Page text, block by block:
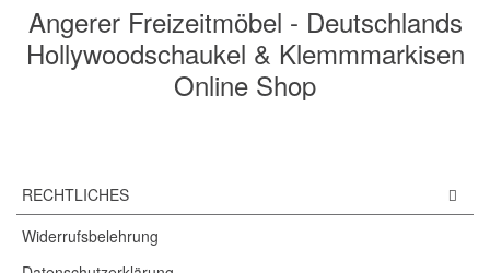
Angerer Freizeitmöbel - Deutschlands
Hollywoodschaukel & Klemmmarkisen
Online Shop
RECHTLICHES
Widerrufsbelehrung